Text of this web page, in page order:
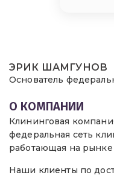
ЭРИК ШАМГУНОВ
Основатель
О КОМПАНИИ
Клининговая
федеральная сеть
работающая на рынке
Наши клиенты по